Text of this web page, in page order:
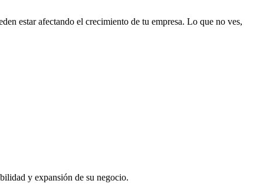
estar afectando el crecimiento de tu empresa. Lo que no ves,
y expansión de su negocio.